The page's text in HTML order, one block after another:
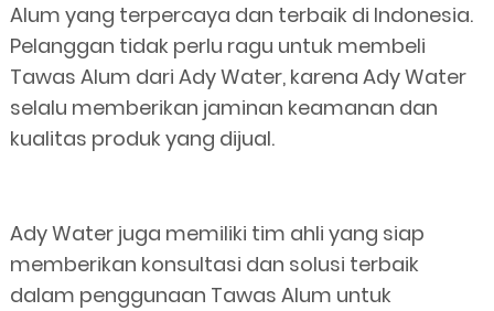
Alum yang terpercaya dan terbaik di Indonesia.
Pelanggan tidak perlu ragu untuk membeli
Tawas Alum dari Ady Water, karena Ady Water
selalu memberikan jaminan keamanan dan
kualitas produk yang dijual.
Ady Water juga memiliki tim ahli yang siap
memberikan konsultasi dan solusi terbaik
dalam penggunaan Tawas Alum untuk